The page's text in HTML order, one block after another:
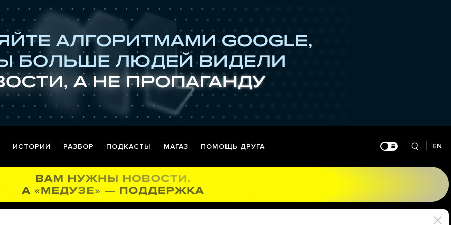
ИСТОРИИ РАЗБОР ПОДКАСТЫ МАГАЗ ПОМОЩЬ ДРУГА EN